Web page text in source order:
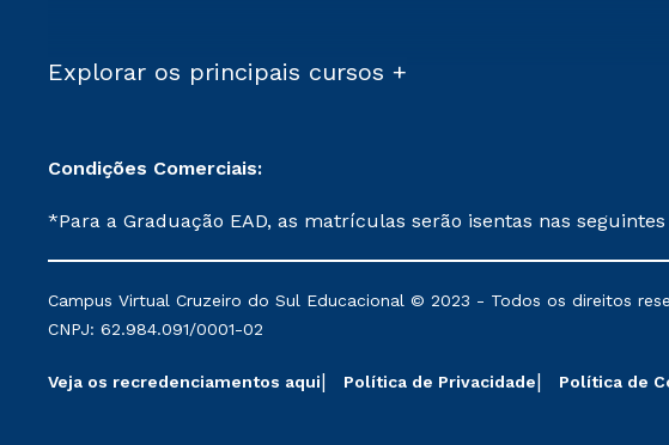
Explorar os principais cursos +
Condições Comerciais:
*Para a Graduação EAD, as matrículas serão isentas nas
mantidos conforme negociação. Descontos institucionais
serviços.
Campus Virtual Cruzeiro do Sul Educacional © 2023 - Todos os direitos
CNPJ: 62.984.091/0001-02
Veja os recredenciamentos aqui Política de Privacidade Política de